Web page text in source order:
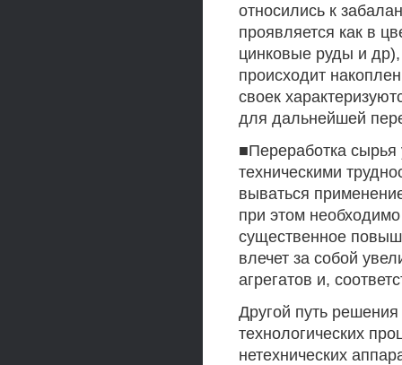
относились к
проявляется как в
цинковые руды и
происходит
своек
для дальнейшей
■Переработка сырья
техническими
вываться
при этом
существенное
влечет за собой
агрегатов и,
Другой путь
технологических
нетехнических